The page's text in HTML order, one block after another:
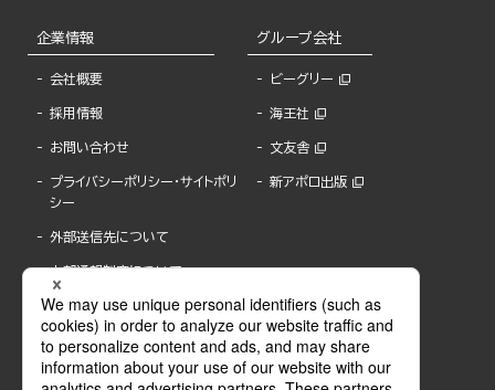
企業情報
会社概要
採用情報
お問い合わせ
プライバシーポリシー・サイトポリ
シー
外部送信先について
内部通報制度について
グループ会社
ビーグリー
海王社
文友舎
新アポロ出版